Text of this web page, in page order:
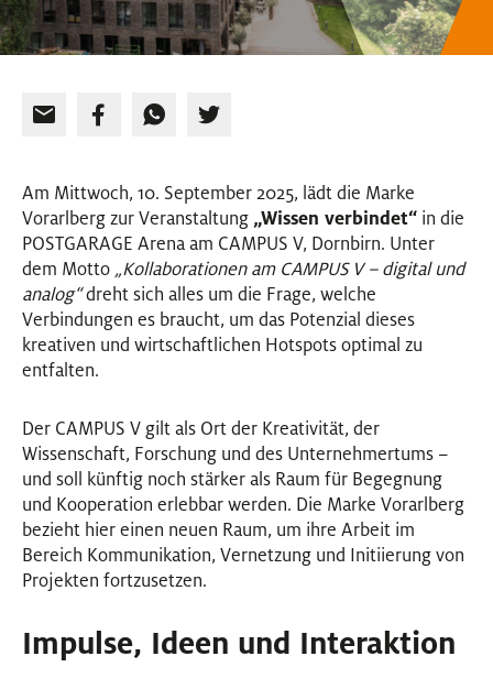
Am Mittwoch, 10. September 2025, lädt die Marke
Vorarlberg zur Veranstaltung „Wissen verbindet“ in die
POSTGARAGE Arena am CAMPUS V, Dornbirn. Unter
dem Motto „Kollaborationen am CAMPUS V – digital und
analog“dreht sich alles um die Frage, welche
Verbindungen es braucht, um das Potenzial dieses
kreativen und wirtschaftlichen Hotspots optimal zu
entfalten.
Der CAMPUS V gilt als Ort der Kreativität, der
Wissenschaft, Forschung und des Unternehmertums –
und soll künftig noch stärker als Raum für Begegnung
und Kooperation erlebbar werden. Die Marke Vorarlberg
bezieht hier einen neuen Raum, um ihre Arbeit im
Bereich Kommunikation, Vernetzung und Initiierung von
Projekten fortzusetzen.
Impulse, Ideen und Interaktion